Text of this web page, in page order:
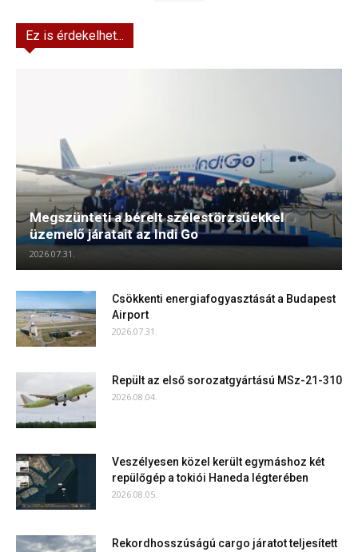
Ez is érdekelhet...
Megszünteti a bérelt szélestörzsűekkel
üzemelő járatait az Indi Go
2026.07.31.
Csökkenti energiafogyasztását a Budapest
Airport
2026.07.31.
Repült az első sorozatgyártású MSz-21-310
2026.08.04.
Veszélyesen közel került egymáshoz két
repülőgép a tokiói Haneda légterében
2026.08.05.
Rekordhosszúságú cargo járatot teljesített